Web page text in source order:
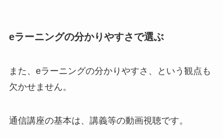
eラーニングの分かりやすさで選ぶ
また、eラーニングの分かりやすさ、という観点も
欠かせません。
通信講座の基本は、講義等の動画視聴です。